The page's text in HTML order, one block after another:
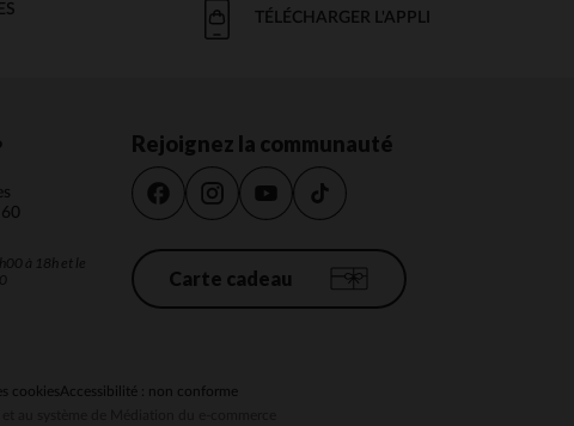
TÉLÉCHARGER L'APPLI
à 18h et le
Rejoignez la communauté
Carte cadeau
cookiesAccessibilité : non conforme